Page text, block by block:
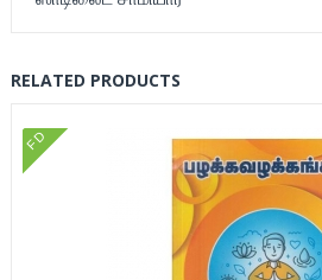
RELATED PRODUCTS
FD